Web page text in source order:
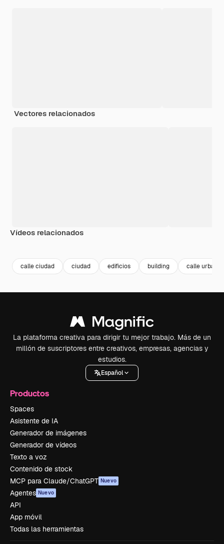
Vectores relacionados
Vídeos relacionados
calle ciudad ciudad edificios building calle urbana
La plataforma creativa para dirigir tu mejor trabajo. Más de un
millón de suscriptores entre creativos, empresas, agencias y
estudios.
Español
Productos
Spaces
Asistente de IA
Generador de imágenes
Generador de vídeos
Texto a voz
Contenido de stock
MCP para Claude/ChatGPT Nuevo
Agentes Nuevo
API
App móvil
Todas las herramientas